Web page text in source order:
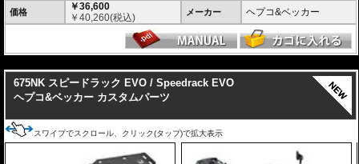
ヘプコ&ベッカーのエンジンガードにはパイプ内部に性質の異なる特殊強化パ
イプをさらに1本追加させた2重構造を採用。
肉厚スチールの加工が施されている車両接合ポイントはトライ&エラーより導
きだされた耐衝撃性に優れた構造です。
また多点支持や、パイプのつなぎ方も差し込みタイプとすることで、充分な強
これらのこだわりを元に、各所にツーリングライフの向上に貢献できるよう工
夫が施されています。
価格
￥36,600
￥40,260(税込) メーカー ヘプコ&ベッカー
675NK スピードラック EVO / Speedrack EVO
ヘプコ&ベッカー カスタムパーツ
スワイプでスクロール、クリック(タップ)で拡大表示